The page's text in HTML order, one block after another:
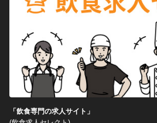
「飲食専門の求人サイト」